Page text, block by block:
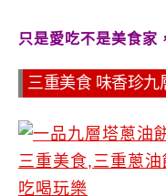
只是愛吃不是美食家
三重美食 味香珍